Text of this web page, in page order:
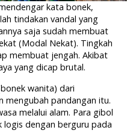
kata bonek,
tindakan vandal yang
saja sudah membuat
(Modal Nekat). Tingkah
membuat jengah. Akibat
yang dicap brutal.
wanita) dari
mengubah pandangan itu.
melalui alam. Para gibol
dengan berguru pada